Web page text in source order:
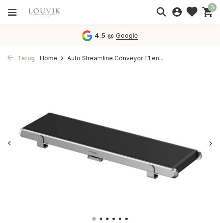
0
4.5 @Google
Terug Home Auto Streamline Conveyor F1 en...